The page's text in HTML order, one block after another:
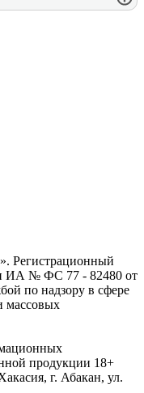
Регистрационный
ИА № ФС 77 - 82480 от
по надзору в сфере
массовых
продукции 18+
г. Абакан, ул.